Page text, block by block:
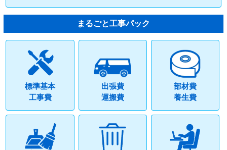
まるごと工事パック
標準基本
工事費
出張費
運搬費
部材費
養生費